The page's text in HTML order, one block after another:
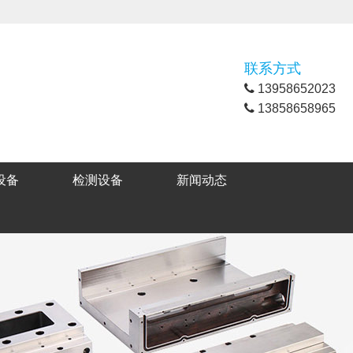
联系方式
13958652023
13858658965
备 检测设备 新闻动态